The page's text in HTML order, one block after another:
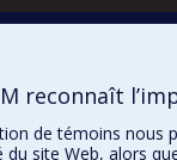
Orthophonie et
reconnaît
de témoins
du site Web, alors